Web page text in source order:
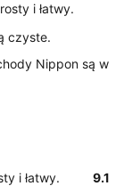
i łatwy.
czyste.
Nippon są w
i łatwy. 9.1